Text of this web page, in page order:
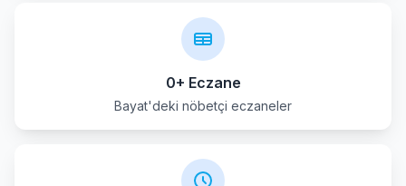
0+ Eczane
Bayat'deki nöbetçi eczaneler